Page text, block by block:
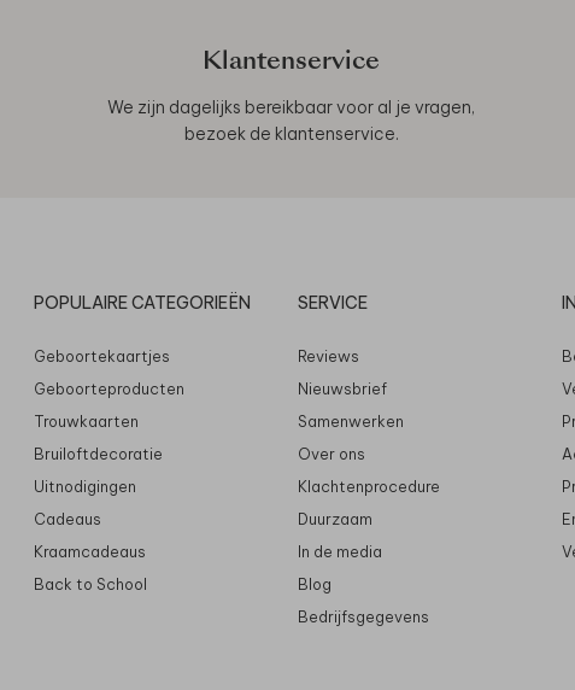
Klantenservice
We zijn dagelijks bereikbaar voor al je vragen,
bezoek de klantenservice.
POPULAIRE CATEGORIEËN
Geboortekaartjes
Geboorteproducten
Trouwkaarten
Bruiloftdecoratie
Uitnodigingen
Cadeaus
Kraamcadeaus
Back to School
SERVICE
Reviews
Nieuwsbrief
Samenwerken
Over ons
Klachtenprocedure
Duurzaam
In de media
Blog
Bedrijfsgegevens